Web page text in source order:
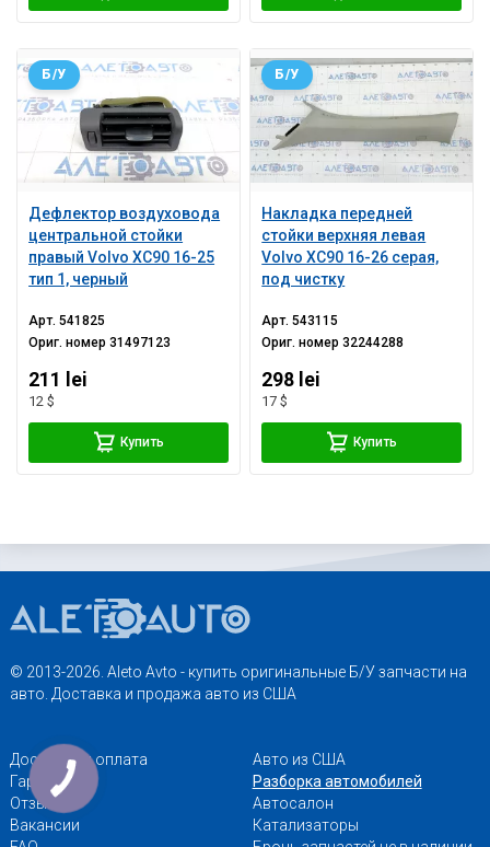
Дефлектор воздуховода
центральной стойки
правый Volvo XC90 16-25
тип 1, черный
Б/У
Арт.541825
Ориг. номер31497123
211 lei
12 $
Купить
Накладка передней
стойки верхняя левая
Volvo XC90 16-26 серая,
под чистку
Б/У
Арт.543115
Ориг. номер32244288
298 lei
17 $
Купить
© 2013-2026. Aleto Avto - купить оригинальные Б/У запчасти на
авто. Доставка и продажа авто из США
Доставка и оплата
Гарантии
Отзывы
Вакансии
Авто из США
Разборка автомобилей
Автосалон
Катализаторы